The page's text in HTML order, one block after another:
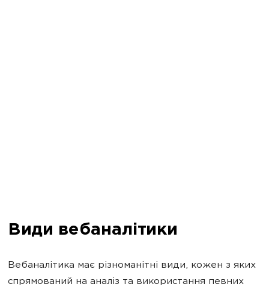
Види вебаналітики
Вебаналітика має різноманітні види, кожен з яких
спрямований на аналіз та використання певних